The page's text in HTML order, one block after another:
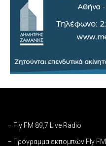
– Fly FM 89,7 Live Radio
– Πρόγραμμα εκπομπών Fly FM